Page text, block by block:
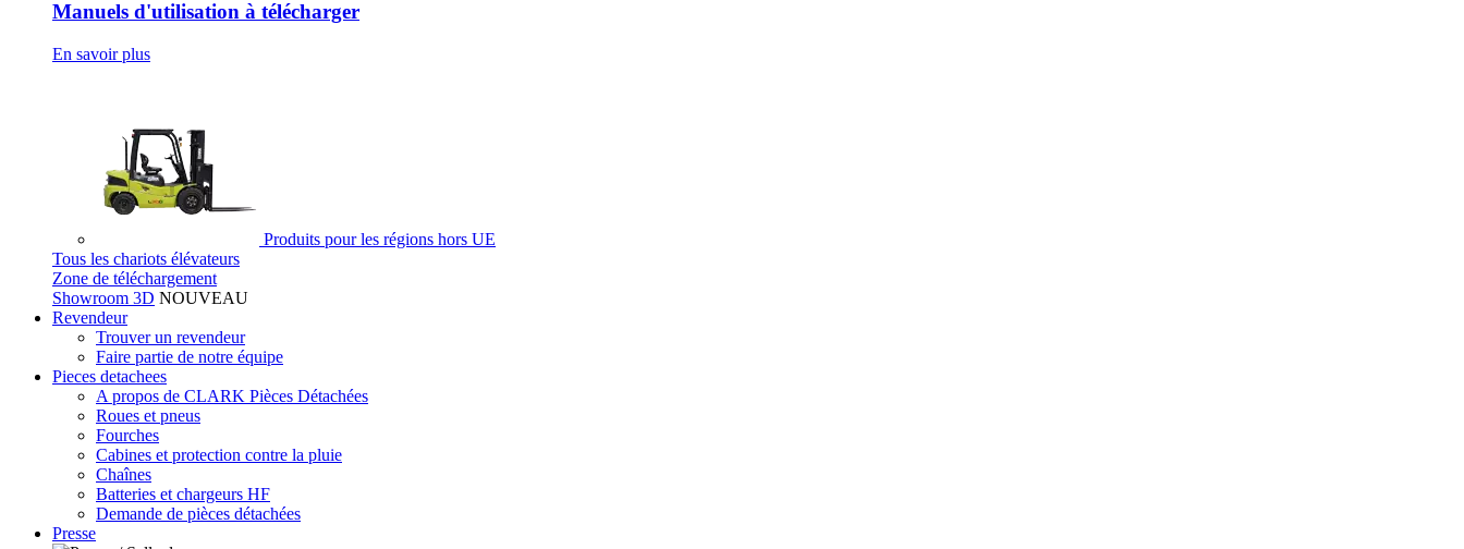
Manuels d'utilisation à télécharger
En savoir plus
Produits pour les régions hors UE
Tous les chariots élévateurs
Zone de téléchargement
Showroom 3D NOUVEAU
Revendeur
Trouver un revendeur
Faire partie de notre équipe
Pieces detachees
A propos de CLARK Pièces Détachées
Roues et pneus
Fourches
Cabines et protection contre la pluie
Chaînes
Batteries et chargeurs HF
Demande de pièces détachées
Presse